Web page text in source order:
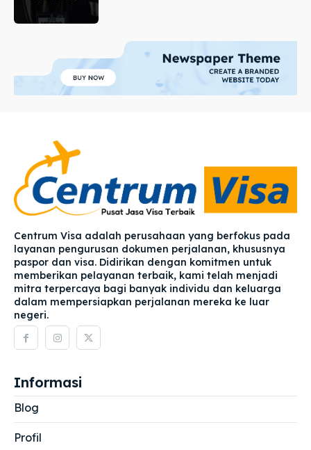
Centrum Visa adalah perusahaan yang berfokus pada
layanan pengurusan dokumen perjalanan, khususnya
paspor dan visa. Didirikan dengan komitmen untuk
memberikan pelayanan terbaik, kami telah menjadi
mitra terpercaya bagi banyak individu dan keluarga
dalam mempersiapkan perjalanan mereka ke luar
negeri.
Informasi
Blog
Profil